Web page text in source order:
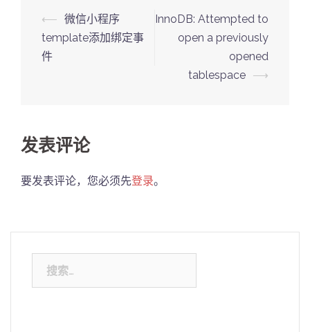
Post
navigation
⟵ 微信小程序
template添加绑定事
件
InnoDB: Attempted to
open a previously
opened
tablespace ⟶
发表评论
要发表评论，您必须先登录。
索：